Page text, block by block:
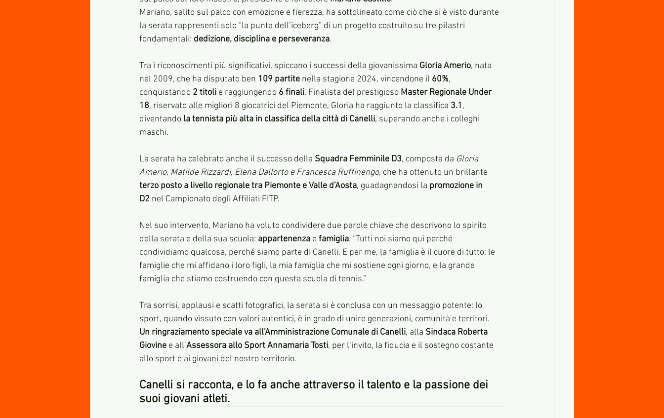
Mariano, salito sul palco con emozione e fierezza, ha sottolineato come ciò che si è visto durante
la serata rappresenti solo “la punta dell’iceberg” di un progetto costruito su tre pilastri
fondamentali: dedizione, disciplina e perseveranza.
Tra i riconoscimenti più significativi, spiccano i successi della giovanissima Gloria Amerio, nata
nel 2009, che ha disputato ben 109 partite nella stagione 2024, vincendone il 60%,
conquistando 2 titoli e raggiungendo 6 finali. Finalista del prestigioso Master Regionale Under
18, riservato alle migliori 8 giocatrici del Piemonte, Gloria ha raggiunto la classifica 3.1,
diventando la tennista più alta in classifica della città di Canelli, superando anche i colleghi
maschi.
La serata ha celebrato anche il successo della Squadra Femminile D3, composta da Gloria
Amerio, Matilde Rizzardi, Elena Dallorto e Francesca Ruffinengo, che ha ottenuto un brillante
terzo posto a livello regionale tra Piemonte e Valle d’Aosta, guadagnandosi la promozione in
D2 nel Campionato degli Affiliati FITP.
Nel suo intervento, Mariano ha voluto condividere due parole chiave che descrivono lo spirito
della serata e della sua scuola: appartenenza e famiglia. “Tutti noi siamo qui perché
condividiamo qualcosa, perché siamo parte di Canelli. E per me, la famiglia è il cuore di tutto: le
famiglie che mi affidano i loro figli, la mia famiglia che mi sostiene ogni giorno, e la grande
famiglia che stiamo costruendo con questa scuola di tennis.”
Tra sorrisi, applausi e scatti fotografici, la serata si è conclusa con un messaggio potente: lo
sport, quando vissuto con valori autentici, è in grado di unire generazioni, comunità e territori.
Un ringraziamento speciale va all’Amministrazione Comunale di Canelli, alla Sindaca Roberta
Giovine e all’Assessora allo Sport Annamaria Tosti, per l’invito, la fiducia e il sostegno costante
allo sport e ai giovani del nostro territorio.
Canelli si racconta, e lo fa anche attraverso il talento e la passione dei
suoi giovani atleti.